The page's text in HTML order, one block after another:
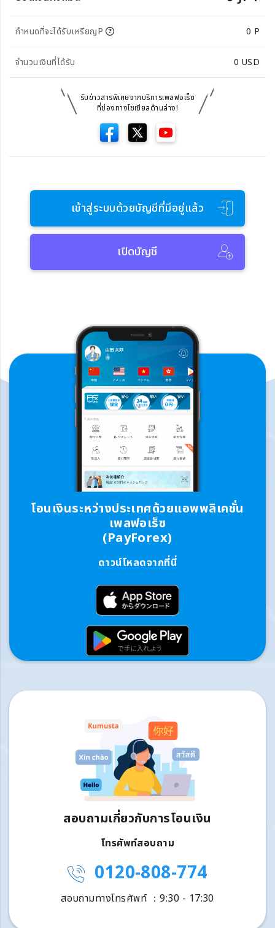
กำหนดที่จะได้รับเหรียญP 0 P
จำนวนเงินที่ได้รับ 0 USD
รับข่าวสารพิเศษจากบริการเพลฟอเร็ซ
ที่ช่องทางโซเซียลด้านล่าง!
เข้าสู่ระบบด้วยบัญชีที่มีอยู่แล้ว
เปิดบัญชี
โอนเงินระหว่างประเทศด้วยแอพพลิเคชั่น
เพลฟอเร็ซ
(PayForex)
ดาวน์โหลดจากที่นี่
สอบถามเกี่ยวกับการโอนเงิน
โทรศัพท์สอบถาม
0120-808-774
สอบถามทางโทรศัพท์ ：9:30 - 17:30